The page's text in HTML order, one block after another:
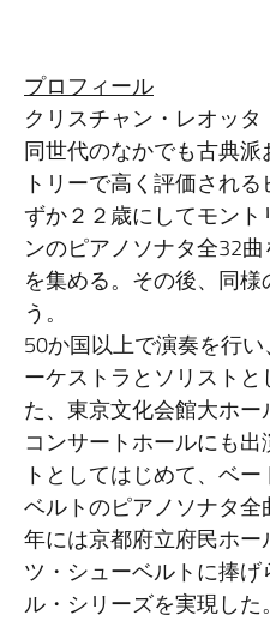
プロフィール
クリスチャン・レオッタ
同世代のなかでも古典
トリーで高く評価され
ずか２２歳にしてモン
ンのピアノソナタ全32
を集める。その後、同
う。
50か国以上で演奏を行
ーケストラとソリスト
た、東京文化会館大ホ
コンサートホールにも
トとしてはじめて、ベ
ベルトのピアノソナタ
年には京都府立府民ホ
ツ・シューベルトに捧
ル・シリーズを実現した。